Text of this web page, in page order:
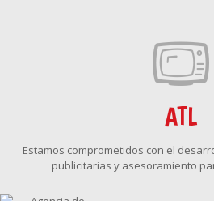
ATL
Estamos comprometidos con el
publicitarias y asesoramiento